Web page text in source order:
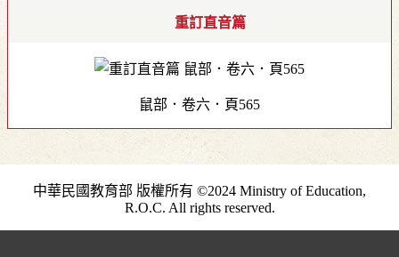
重訂直音篇
鼠部．卷六．頁565
中華民國教育部 版權所有 ©2024 Ministry of Education,
R.O.C. All rights reserved.